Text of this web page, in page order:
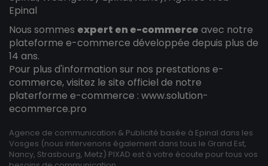
Epinal
Nous sommes expert en e-commerce avec notre
plateforme e-commerce développée depuis plus de
14 ans.
Pour plus d'information sur nos prestations e-
commerce, visitez le site officiel de notre
platerforme e-commerce : www.solution-
ecommerce.pro
Agence de communication & Publicité basée à Epinal dans les
Vosges (nous intervenons également dans tous le Grand Est,
Nancy, Strasbourg, Metz) PIXAD est à votre écoute pour tous vos